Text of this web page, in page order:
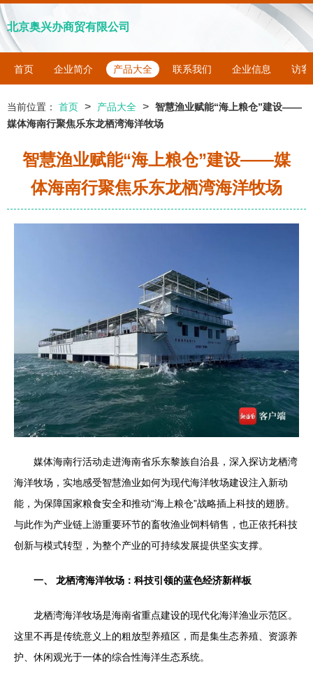
北京奥兴办商贸有限公司
首页 企业简介 产品大全 联系我们 企业信息 访客
当前位置： 首页 > 产品大全 > 智慧渔业赋能“海上粮仓”建设——
媒体海南行聚焦乐东龙栖湾海洋牧场
智慧渔业赋能“海上粮仓”建设——媒
体海南行聚焦乐东龙栖湾海洋牧场
媒体海南行活动走进海南省乐东黎族自治县，深入探访龙栖湾
海洋牧场，实地感受智慧渔业如何为现代海洋牧场建设注入新动
能，为保障国家粮食安全和推动“海上粮仓”战略插上科技的翅膀。
与此作为产业链上游重要环节的畜牧渔业饲料销售，也正依托科技
创新与模式转型，为整个产业的可持续发展提供坚实支撑。
一、 龙栖湾海洋牧场：科技引领的蓝色经济新样板
龙栖湾海洋牧场是海南省重点建设的现代化海洋渔业示范区。
这里不再是传统意义上的粗放型养殖区，而是集生态养殖、资源养
护、休闲观光于一体的综合性海洋生态系统。